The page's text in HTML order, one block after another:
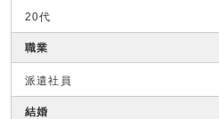
20代
職業
派遣社員
結婚